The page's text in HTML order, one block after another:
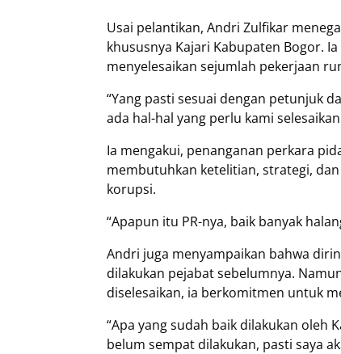
Usai pelantikan, Andri Zulfikar
khususnya Kajari Kabupaten Bogor.
menyelesaikan sejumlah pekerjaan
“Yang pasti sesuai dengan petunjuk
ada hal-hal yang perlu kami
Ia mengakui, penanganan perkara
membutuhkan ketelitian, strategi,
korupsi.
“Apapun itu PR-nya, baik banyak
Andri juga menyampaikan bahwa
dilakukan pejabat sebelumnya.
diselesaikan, ia berkomitmen untuk
“Apa yang sudah baik dilakukan oleh
belum sempat dilakukan, pasti saya